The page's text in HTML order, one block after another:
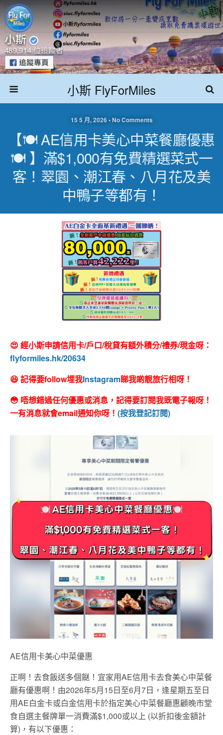
小斯 FlyForMiles
15 5 月, 2026 • No Comments
【🍽️ AE信用卡美心中菜餐廳優惠
🍽️ 】滿$1,000有免費精選菜式一
客！翠園、潮江春、八月花及美
中鴨子等都有！
😍 經小斯申請信用卡/戶口/稅貸有額外積分/禮券/現金呀：
flyformiles.hk/20634
😆 記得要follow埋我Instagram睇我啲靚旅行相呀！
😳 唔想錯過任何優惠或消息，記得要訂閱我既電子報呀！
一有消息就會email通知你呀！ (按我登記訂閱)
AE信用卡美心中菜優惠
正啊！去食飯送多個餸！宜家用AE信用卡去食美心中菜餐
廳有優惠啊！由2026年5月15日至6月7日，逢星期五至日
用AE白金卡或白金信用卡於指定美心中菜餐廳惠顧晚市堂
食自選主餐牌單一消費滿$1,000或以上 (以折扣後金額計
算)，有以下優惠：